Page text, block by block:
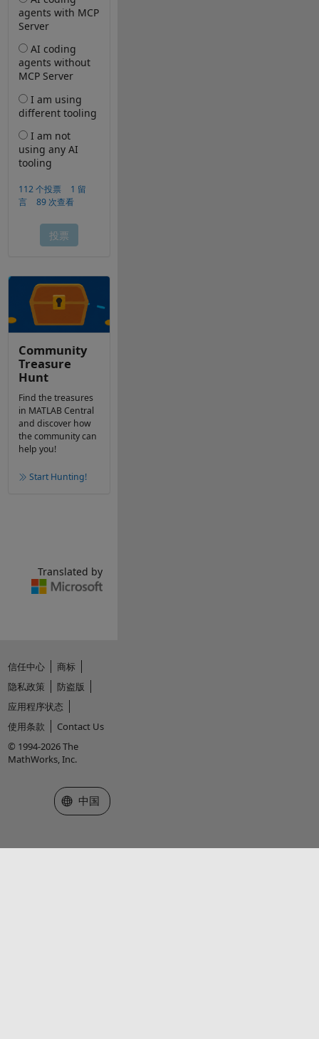
Community
Treasure
Hunt
Find the treasures
in MATLAB Central
and discover how
the community can
help you!
Start Hunting!
Translated by
信任中心
商标
隐私政策
防盗版
应用程序状态
使用条款
Contact Us
© 1994-2026 The
MathWorks, Inc.
选择网站
中国